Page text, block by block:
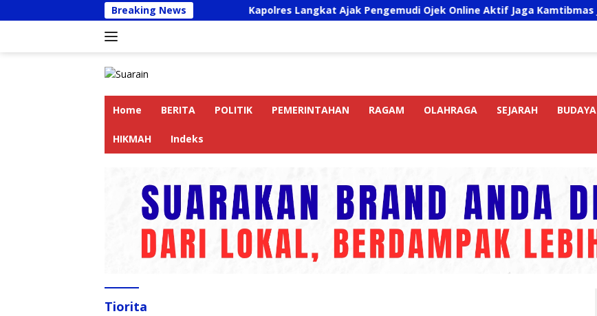
ke
Breaking NewsKapolres Langkat Ajak Pengemudi Ojek Online Aktif Jaga Kamtibmas Jelang HUT RI
Home BERITA POLITIK PEMERINTAHAN RAGAM OLAHRAGA SEJARAH BUDAYA
HIKMAH Indeks
Tiorita